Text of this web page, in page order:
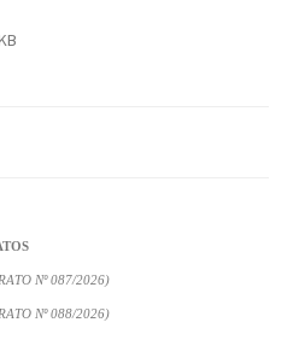
Nº 087/2026)
Nº 088/2026)